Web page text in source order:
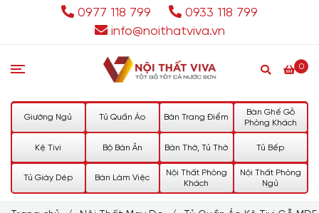
0977 118 799
0933 118 799
info@noithatviva.vn
0
Giường Ngủ Tủ Quần Áo Bàn Trang Điểm
Bàn Ghế Gỗ
Phòng Khách
Kệ Tivi Bộ Bàn Ăn Bàn Thờ, Tủ Thờ Tủ Bếp
Tủ Giày Dép Bàn Làm Việc
Nội Thất Phòng
Khách
Nội Thất Phòng
Ngủ